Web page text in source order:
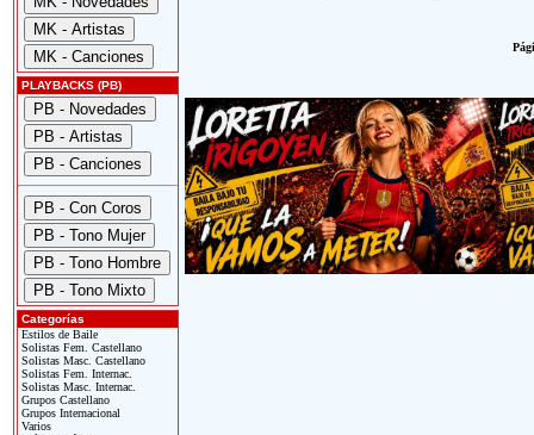
PLAYBACKS (PB)
Categorías
Estilos de Baile
Solistas Fem. Castellano
Solistas Masc. Castellano
Solistas Fem. Internac.
Solistas Masc. Internac.
Grupos Castellano
Grupos Internacional
Varios